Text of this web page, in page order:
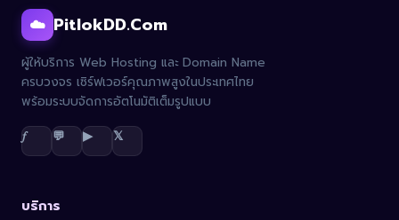
☁️ PitlokDD.Com
ผู้ให้บริการ Web Hosting และ Domain Name
ครบวงจร เซิร์ฟเวอร์คุณภาพสูงในประเทศไทย
พร้อมระบบจัดการอัตโนมัติเต็มรูปแบบ
𝑓
💬 ▶ 𝕏
บริการ